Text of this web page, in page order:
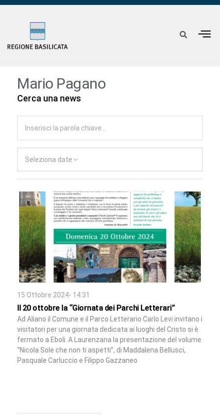
Mario Pagano
Cerca una news
Seleziona date
15 Ottobre 2024- 14:31
Il 20 ottobre la “Giornata dei Parchi Letterari”
Ad Aliano il Comune e il Parco Letterario Carlo Levi invitano i
visitatori per una giornata dedicata ai luoghi del Cristo si è
fermato a Eboli. A Laurenzana la presentazione del volume
“Nicola Sole che non ti aspetti”, di Maddalena Bellusci,
Pasquale Carluccio e Filippo Gazzaneo